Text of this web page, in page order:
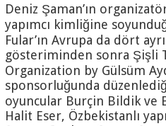
Deniz Şaman’ın
yapımcı kimliğine
Fular’ın Avrupa da dört
gösteriminden sonra Şişli
Organization by Gülsüm
sponsorluğunda
oyuncular Burçin Bildik ve
Halit Eser, Özbekistanlı